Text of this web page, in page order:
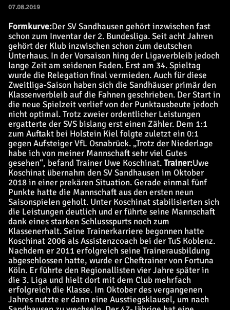
07.08.2019
Formkurve:Der SV Sandhausen gehört inzwischen fast
schon zum Inventar der 2. Bundesliga. Seit acht Jahren
gehört der Klub inzwischen schon zum deutschen
Unterhaus. In der Vorsaison hing der Ligaverbleib jedoch
lange Zeit am seidenen Faden. Erst am 34. Spieltag
wurde die Relegation final vermieden. Auch für diese
Zweitliga-Saison haben sich die Sandhäuser primär den
Klassenverbleib auf die Fahnen geschrieben. Der Start in
die neue Spielzeit verlief von der Punktausbeute jedoch
nicht optimal. Trotz zweier ordentlicher Leistungen
ergatterte der SVS bislang erst einen Zähler. Dem 1:1
zum Auftakt bei Holstein Kiel folgte zuletzt ein 0:1
gegen Aufsteiger VfL Osnabrück. „Trotz der Niederlage
habe ich von meiner Mannschaft sehr viel Gutes
gesehen“, befand Trainer Uwe Koschinat.Trainer:Uwe
Koschinat übernahm den SV Sandhausen im Oktober
2018 in einer prekären Situation. Gerade einmal fünf
Punkte hatte die Mannschaft aus den ersten neun
Saisonspielen geholt. Unter Koschinat stabilisierten sich
die Leistungen deutlich und er führte seine Mannschaft
dank eines starken Schlussspurts noch zum
Klassenerhalt. Seine Trainerkarriere begonnen hatte
Koschinat 2006 als Assistenzcoach bei der TuS Koblenz.
Nachdem er 2011 erfolgreich seine Trainerausbildung
abgeschlossen hatte, wurde er Cheftrainer von Fortuna
Köln. Er führte den Regionallisten vier Jahre später in
die 3. Liga und hielt dort mit dem Club mehrfach
erfolgreich die Klasse. Im Oktober des vergangenen
Jahres nutzte er dann eine Ausstiegsklausel, um nach